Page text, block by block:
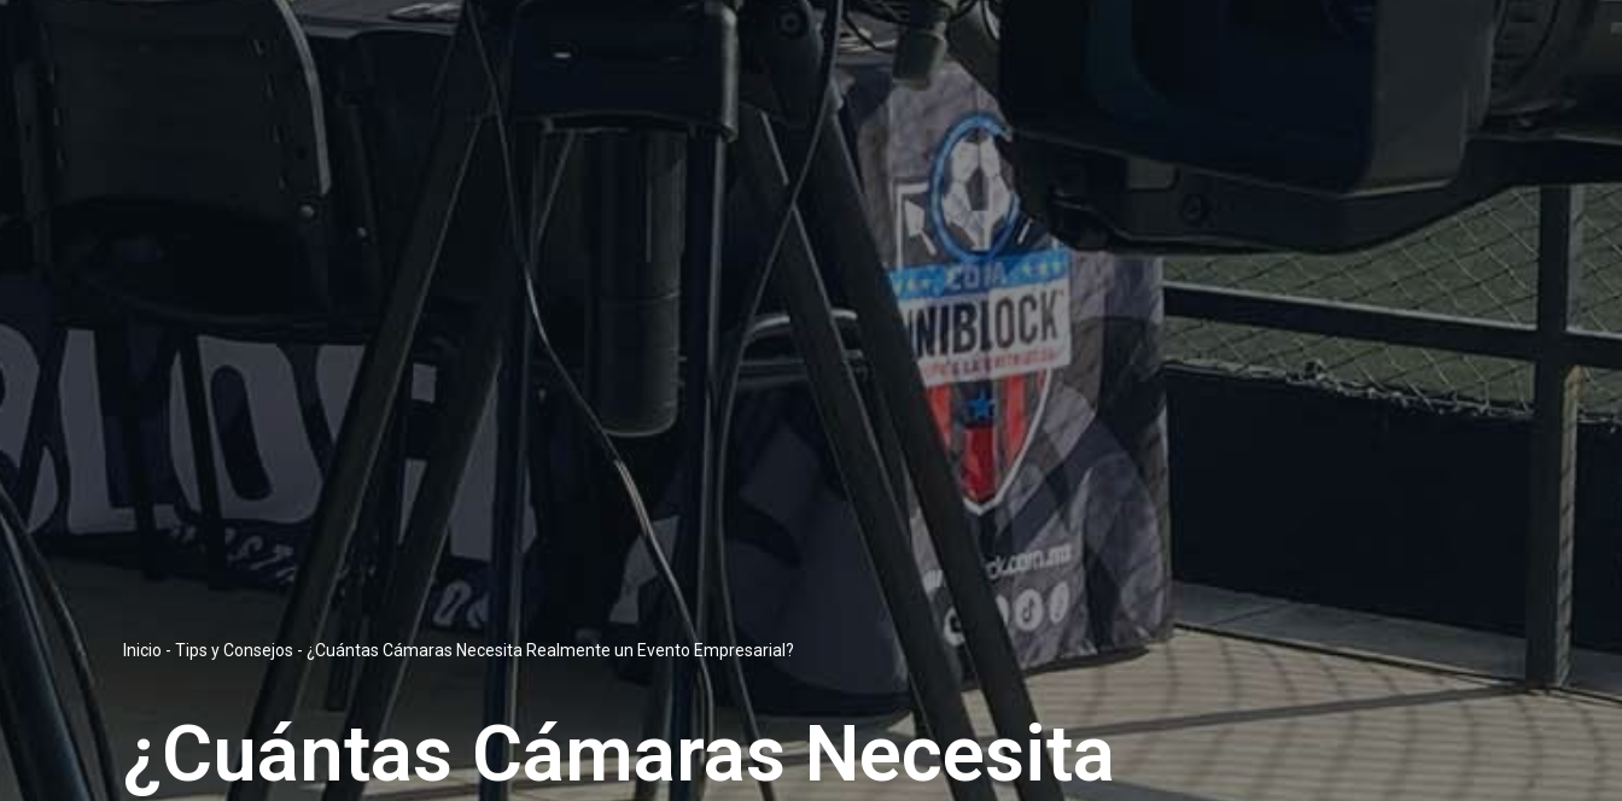
Inicio - Tips y Consejos - ¿Cuántas Cámaras Necesita Realmente un Evento Empresarial?
¿Cuántas Cámaras Necesita